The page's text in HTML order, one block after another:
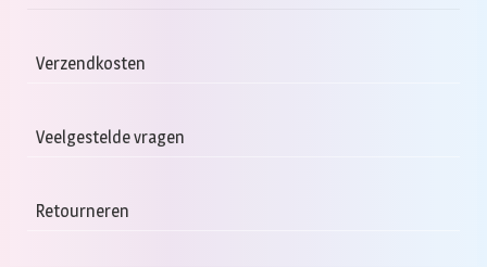
Verzendkosten
Veelgestelde vragen
Retourneren